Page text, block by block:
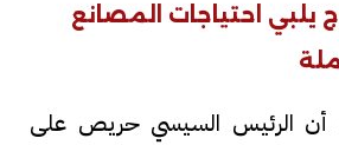
يلبي احتياجات المصانع
أن الرئيس السيسي حريص على